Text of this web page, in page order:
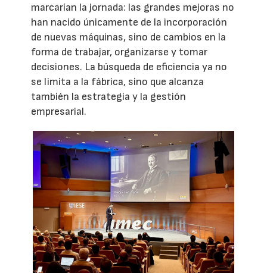
marcarían la jornada: las grandes mejoras no
han nacido únicamente de la incorporación
de nuevas máquinas, sino de cambios en la
forma de trabajar, organizarse y tomar
decisiones. La búsqueda de eficiencia ya no
se limita a la fábrica, sino que alcanza
también la estrategia y la gestión
empresarial.